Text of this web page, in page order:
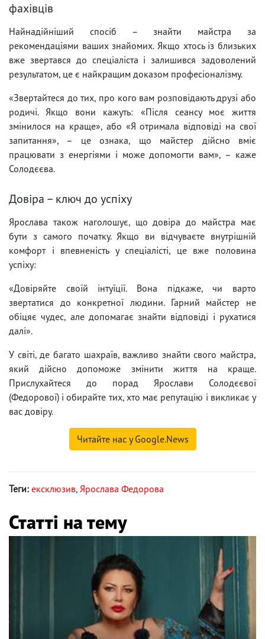
фахівців
Найнадійніший спосіб – знайти майстра за
рекомендаціями ваших знайомих. Якщо хтось із близьких
вже звертався до спеціаліста і залишився задоволений
результатом, це є найкращим доказом професіоналізму.
«Звертайтеся до тих, про кого вам розповідають друзі або
родичі. Якщо вони кажуть: «Після сеансу моє життя
змінилося на краще», або «Я отримала відповіді на свої
запитання», – це ознака, що майстер дійсно вміє
працювати з енергіями і може допомогти вам», – каже
Солодєєва.
Довіра – ключ до успіху
Ярослава також наголошує, що довіра до майстра має
бути з самого початку. Якщо ви відчуваєте внутрішній
комфорт і впевненість у спеціалісті, це вже половина
успіху:
«Довіряйте своїй інтуїції. Вона підкаже, чи варто
звертатися до конкретної людини. Гарний майстер не
обіцяє чудес, але допомагає знайти відповіді і рухатися
далі».
У світі, де багато шахраїв, важливо знайти свого майстра,
який дійсно допоможе змінити життя на краще.
Прислухайтеся до порад Ярослави Солодєєвої
(Федорової) і обирайте тих, хто має репутацію і викликає у
вас довіру.
Читайте нас у Google.News
Теги: ексклюзив, Ярослава Федорова
Статті на тему